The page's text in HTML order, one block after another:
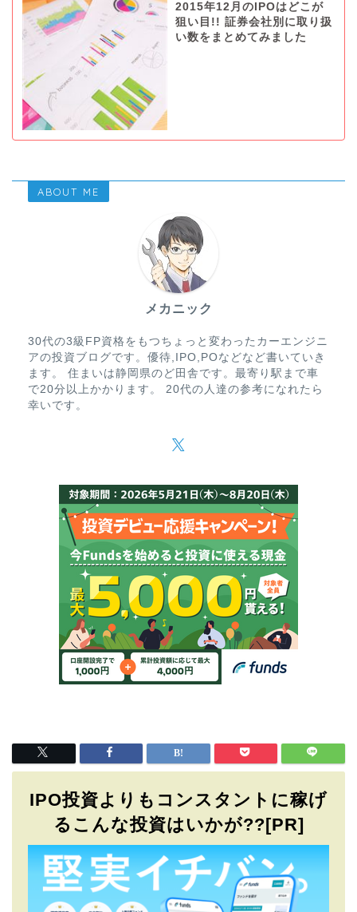
2015年12月のIPOはどこが
狙い目!! 証券会社別に取り扱
い数をまとめてみました
ABOUT ME
メカニック
30代の3級FP資格をもつちょっと変わったカーエンジニ
アの投資ブログです。優待,IPO,POなどなど書いていき
ます。 住まいは静岡県のど田舎です。最寄り駅まで車
で20分以上かかります。 20代の人達の参考になれたら
幸いです。
IPO投資よりもコンスタントに稼げ
るこんな投資はいかが??[PR]